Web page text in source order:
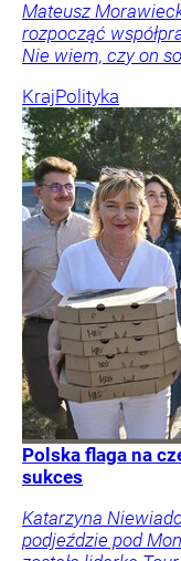
Mateusz
rozpocząć
Nie wiem, czy on
KrajPolityka
Polska flaga na
sukces
Katarzyna
podjeździe pod